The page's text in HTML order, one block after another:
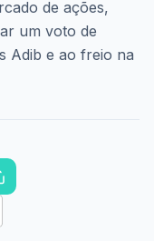
de ações,
um voto de
Adib e ao freio na